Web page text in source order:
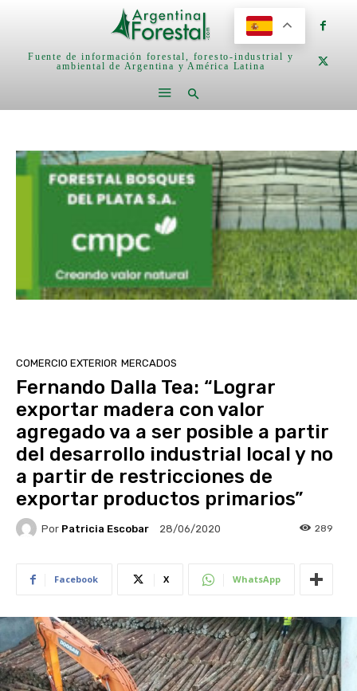
Fuente de información forestal, foresto-industrial y
ambiental de Argentina y América Latina
COMERCIO EXTERIOR MERCADOS
Fernando Dalla Tea: “Lograr
exportar madera con valor
agregado va a ser posible a partir
del desarrollo industrial local y no
a partir de restricciones de
exportar productos primarios”
Por Patricia Escobar 28/06/2020 289
Facebook X WhatsApp